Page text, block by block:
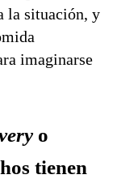
la situación, y
imaginarse
o
tienen